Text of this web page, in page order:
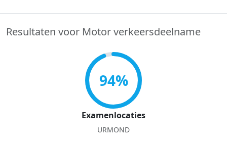
Resultaten voor Motor verkeersdeelname
94%
Examenlocaties
URMOND